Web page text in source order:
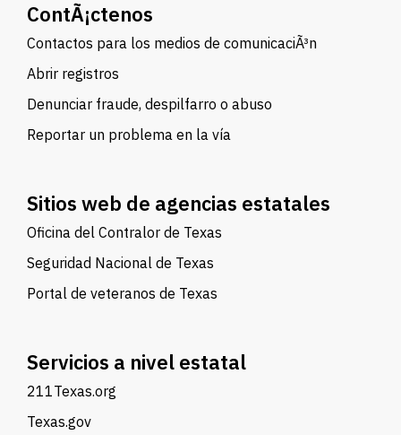
ContÃ¡ctenos
Contactos para los medios de comunicaciÃ³n
Abrir registros
Denunciar fraude, despilfarro o abuso
Reportar un problema en la vía
Sitios web de agencias estatales
Oficina del Contralor de Texas
Seguridad Nacional de Texas
Portal de veteranos de Texas
Servicios a nivel estatal
211Texas.org
Texas.gov